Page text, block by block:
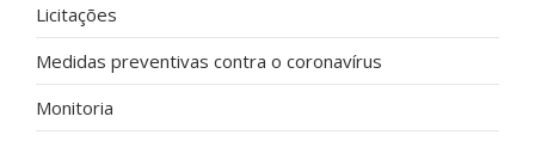
Licitações
Medidas preventivas contra o coronavírus
Monitoria